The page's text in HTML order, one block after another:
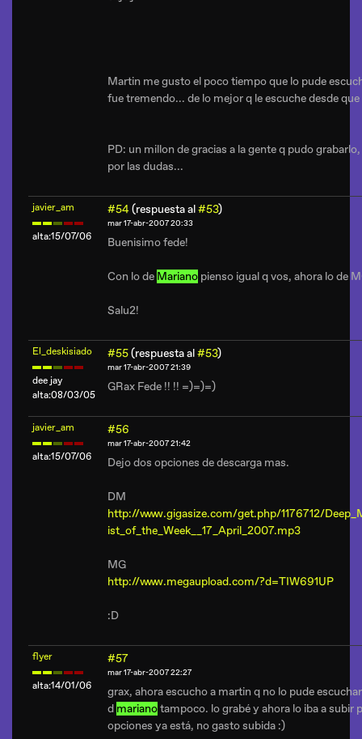
Martin me gusto el poco tiempo que lo pude
fue tremendo... de lo mejor q le escuche desde
PD: un millon de gracias a la gente q pudo
por las dudas...
javier_am
alta:15/07/06
#54(respuesta al#53)
mar 17-abr-2007 20:33
Buenisimo fede!
Con lo de Mariano pienso igual q vos, ahora lo de
Salu2!
El_deskisiado
dee jay
alta:08/03/05
#55(respuesta al#53)
mar 17-abr-2007 21:39
GRax Fede !! !! =)=)=)
javier_am
alta:15/07/06
#56
mar 17-abr-2007 21:42
Dejo dos opciones de descarga mas.
DM
http://www.gigasize.com/get.php/1176712/
ist_of_the_Week__17_April_2007.mp3
MG
http://www.megaupload.com/?d=TIW691UP
:D
flyer
alta:14/01/06
#57
mar 17-abr-2007 22:27
grax, ahora escucho a martin q no lo pude
d marianotampoco. lo grabé y ahora lo iba a subir
opciones ya está, no gasto subida :)